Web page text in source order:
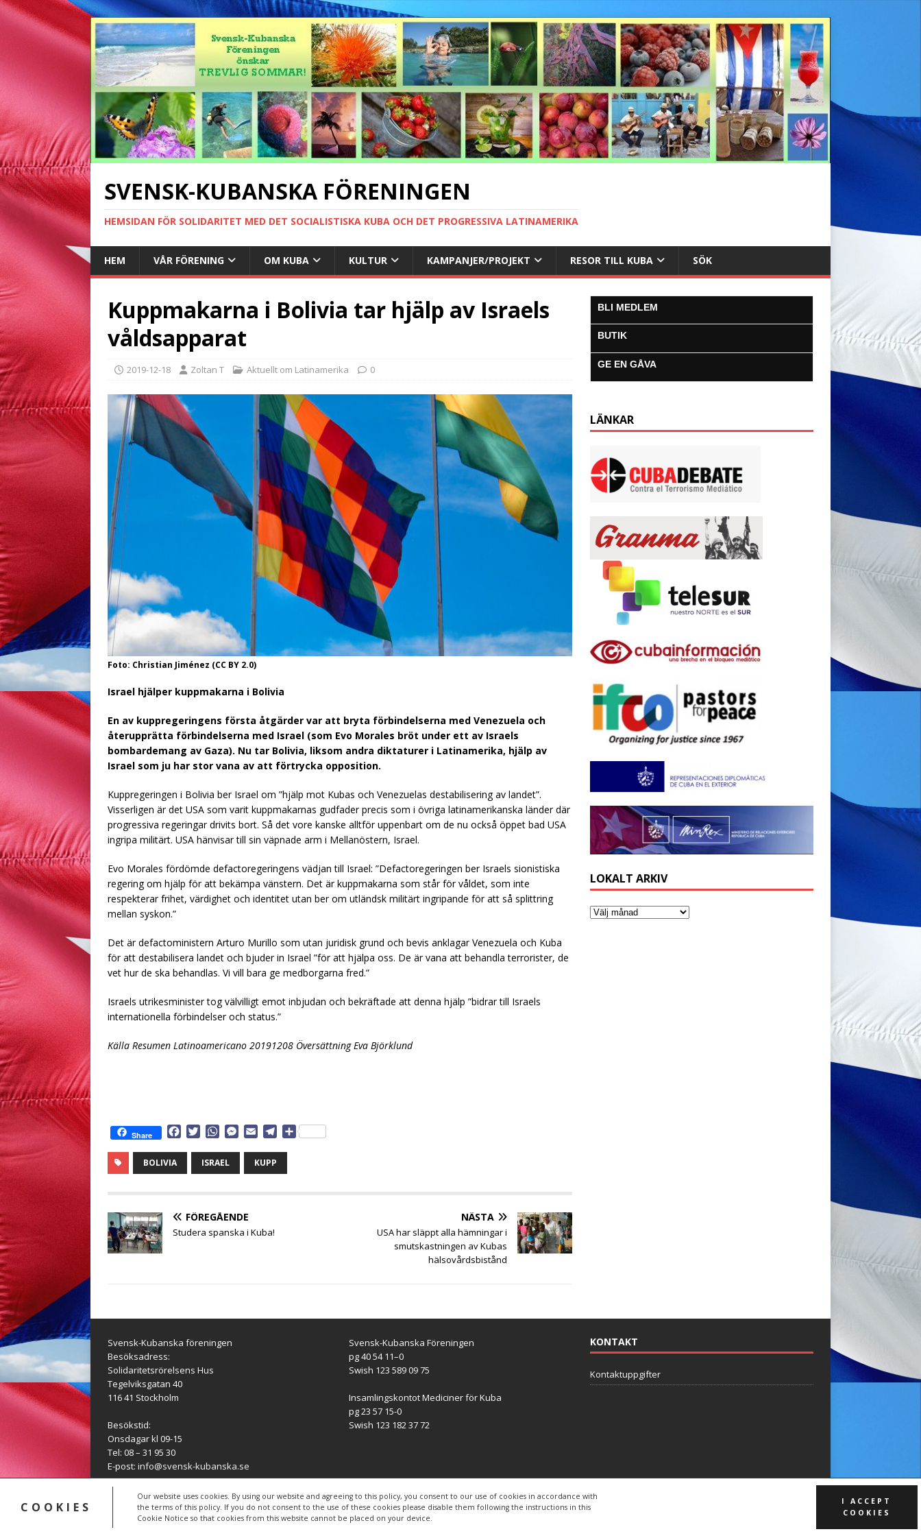
COOKIES
Our website uses cookies. By using our website and agreeing to this policy, you consent to our use of cookies in accordance with
the terms of this policy. If you do not consent to the use of these cookies please disable them following the instructions in this
Cookie Notice so that cookies from this website cannot be placed on your device.
I ACCEPT
COOKIES
SVENSK-KUBANSKA FÖRENINGEN
HEMSIDAN FÖR SOLIDARITET MED DET SOCIALISTISKA KUBA OCH DET PROGRESSIVA LATINAMERIKA
HEM VÅR FÖRENING OM KUBA KULTUR KAMPANJER/PROJEKT RESOR TILL KUBA SÖK
Kuppmakarna i Bolivia tar hjälp av Israels
våldsapparat
2019-12-18 Zoltan T Aktuellt om Latinamerika 0
Foto: Christian Jiménez (CC BY 2.0)
Israel hjälper kuppmakarna i Bolivia
En av kuppregeringens första åtgärder var att bryta förbindelserna med Venezuela och
återupprätta förbindelserna med Israel (som Evo Morales bröt under ett av Israels
bombardemang av Gaza). Nu tar Bolivia, liksom andra diktaturer i Latinamerika, hjälp av
Israel som ju har stor vana av att förtrycka opposition.
Kuppregeringen i Bolivia ber Israel om ”hjälp mot Kubas och Venezuelas destabilisering av landet”.
Visserligen är det USA som varit kuppmakarnas gudfader precis som i övriga latinamerikanska länder där
progressiva regeringar drivits bort. Så det vore kanske alltför uppenbart om de nu också öppet bad USA
ingripa militärt. USA hänvisar till sin väpnade arm i Mellanöstern, Israel.
Evo Morales fördömde defactoregeringens vädjan till Israel: ”Defactoregeringen ber Israels sionistiska
regering om hjälp för att bekämpa vänstern. Det är kuppmakarna som står för våldet, som inte
respekterar frihet, värdighet och identitet utan ber om utländsk militärt ingripande för att så splittring
mellan syskon.”
Det är defactoministern Arturo Murillo som utan juridisk grund och bevis anklagar Venezuela och Kuba
för att destabilisera landet och bjuder in Israel ”för att hjälpa oss. De är vana att behandla terrorister, de
vet hur de ska behandlas. Vi vill bara ge medborgarna fred.”
Israels utrikesminister tog välvilligt emot inbjudan och bekräftade att denna hjälp ”bidrar till Israels
internationella förbindelser och status.”
Källa Resumen Latinoamericano 20191208 Översättning Eva Björklund
Share
e
o
k
i
t
r
W
a
t
p
p
M
s
g
e
a
i
e
D
BOLIVIA ISRAEL KUPP
FÖREGÅENDE
Studera spanska i Kuba!
NÄSTA
USA har släppt alla hämningar i
smutskastningen av Kubas
hälsovårdsbistånd
BLI MEDLEM
BUTIK
GE EN GÅVA
LÄNKAR
LOKALT ARKIV
Svensk-Kubanska föreningen
Besöksadress:
Solidaritetsrörelsens Hus
Tegelviksgatan 40
116 41 Stockholm
Besökstid:
Onsdagar kl 09-15
Tel: 08 – 31 95 30
E-post: info@svensk-kubanska.se
Svensk-Kubanska Föreningen
pg 40 54 11–0
Swish 123 589 09 75
Insamlingskontot Mediciner för Kuba
pg 23 57 15-0
Swish 123 182 37 72
KONTAKT
Kontaktuppgifter
Copyright © 2026 | WordPress-tema avMH Themes